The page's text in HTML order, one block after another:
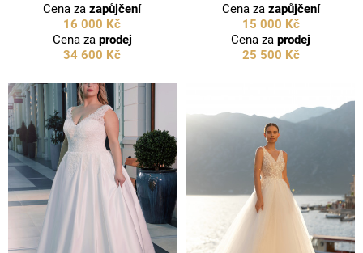
Cena zazapůjčení
16 000 Kč
Cena za prodej
34 600 Kč
Cena za zapůjčení
15 000 Kč
Cena zaprodej
25 500 Kč